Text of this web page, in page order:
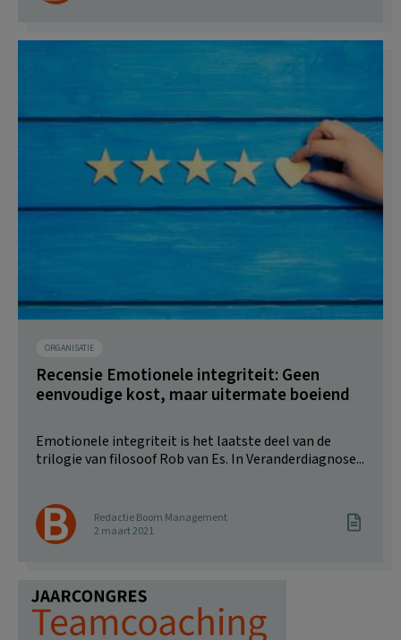
ORGANISATIE
Recensie Emotionele integriteit: Geen
eenvoudige kost, maar uitermate boeiend
Emotionele integriteit is het laatste deel van de
trilogie van filosoof Rob van Es. In Veranderdiagnose...
Redactie Boom Management
2 maart 2021